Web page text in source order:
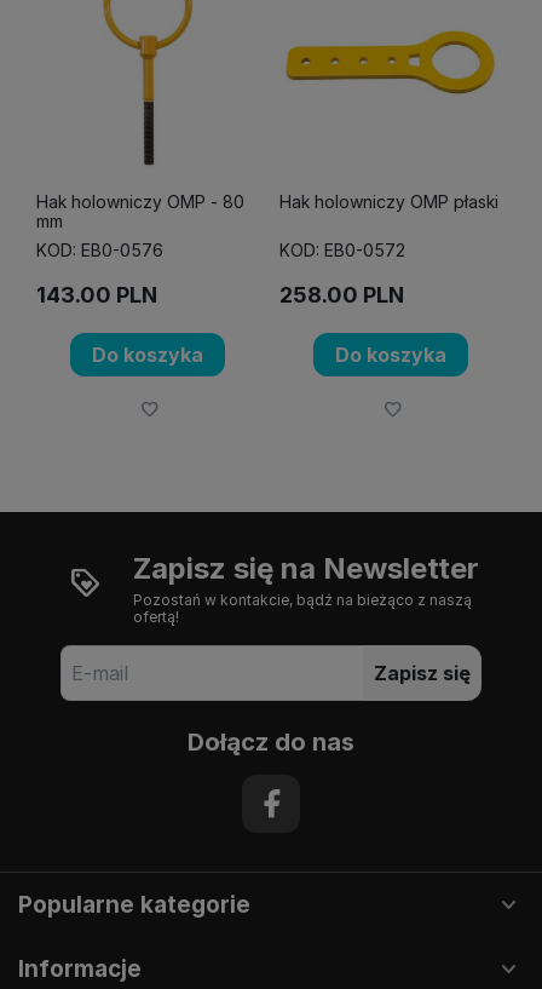
Hak holowniczy OMP - 80
mm
KOD: EB0-0576
143.00 PLN
Do koszyka
Hak holowniczy OMP płaski
KOD: EB0-0572
258.00 PLN
Do koszyka
Zapisz się na Newsletter
Pozostań w kontakcie, bądź na bieżąco z naszą
ofertą!
Zapisz się
Dołącz do nas
Popularne kategorie
Informacje